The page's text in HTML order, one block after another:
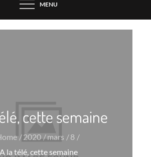
MENU
cette semaine
2020 mars
8
A la télé, cette semaine